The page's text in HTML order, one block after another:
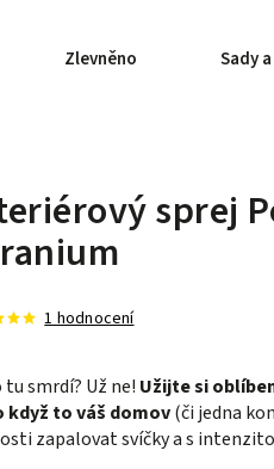
Zlevněno Sady a
sprej
1 hodnocení
tu smrdí? Už ne! Užijte si
když to váš domov(či jedna
zapalovat svíčky a s